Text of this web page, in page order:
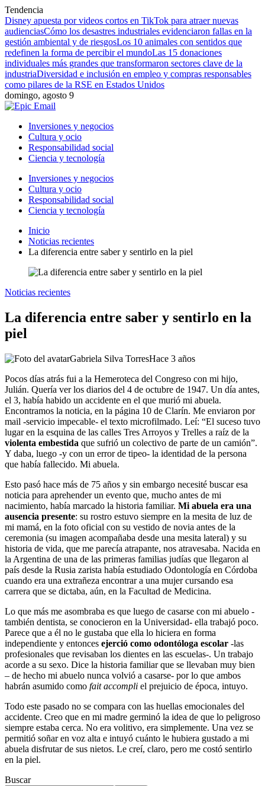
Tendencia
Disney apuesta por videos cortos en TikTok para atraer nuevas
audienciasCómo los desastres industriales evidenciaron fallas en la
gestión ambiental y de riesgosLos 10 animales con sentidos que
redefinen la forma de percibir el mundoLas 15 donaciones
individuales más grandes que transformaron sectores clave de la
industriaDiversidad e inclusión en empleo y compras responsables
como pilares de la RSE en Estados Unidos
domingo, agosto 9
Inversiones y negocios
Cultura y ocio
Responsabilidad social
Ciencia y tecnología
Inversiones y negocios
Cultura y ocio
Responsabilidad social
Ciencia y tecnología
Inicio
Noticias recientes
La diferencia entre saber y sentirlo en la piel
Noticias recientes
La diferencia entre saber y sentirlo en la
piel
Gabriela Silva TorresHace 3 años
Pocos días atrás fui a la Hemeroteca del Congreso con mi hijo,
Julián. Quería ver los diarios del 4 de octubre de 1947. Un día antes,
el 3, había habido un accidente en el que murió mi abuela.
Encontramos la noticia, en la página 10 de Clarín. Me enviaron por
mail -servicio impecable- el texto microfilmado. Leí: “El suceso tuvo
lugar en la esquina de las calles Tres Arroyos y Trelles a raíz de la
violenta embestida que sufrió un colectivo de parte de un camión”.
Y daba, luego -y con un error de tipeo- la identidad de la persona
que había fallecido. Mi abuela.
Esto pasó hace más de 75 años y sin embargo necesité buscar esa
noticia para aprehender un evento que, mucho antes de mi
nacimiento, había marcado la historia familiar. Mi abuela era una
ausencia presente: su rostro estuvo siempre en la mesita de luz de
mi mamá, en la foto oficial con su vestido de novia antes de la
ceremonia (su imagen acompañaba desde una mesita lateral) y su
historia de vida, que me parecía atrapante, nos atravesaba. Nacida en
la Argentina de una de las primeras familias judías que llegaron al
país desde la Rusia zarista había estudiado Odontología en Córdoba
cuando era una extrañeza encontrar a una mujer cursando esa
carrera que se dictaba, aún, en la Facultad de Medicina.
Lo que más me asombraba es que luego de casarse con mi abuelo -
también dentista, se conocieron en la Universidad- ella trabajó poco.
Parece que a él no le gustaba que ella lo hiciera en forma
independiente y entonces ejerció como odontóloga escolar -las
profesionales que revisaban los dientes en las escuelas-. Un trabajo
acorde a su sexo. Dice la historia familiar que se llevaban muy bien
– de hecho mi abuelo nunca volvió a casarse- por lo que ambos
habrán asumido como fait accompli el prejuicio de época, intuyo.
Todo este pasado no se compara con las huellas emocionales del
accidente. Creo que en mi madre germinó la idea de que lo peligroso
siempre estaba cerca. No era volitivo, era simplemente. Una vez se
permitió soñar en voz alta e intuyó cuánto le hubiera gustado a mi
abuela disfrutar de sus nietos. Le creí, claro, pero me costó sentirlo
en la piel.
Buscar